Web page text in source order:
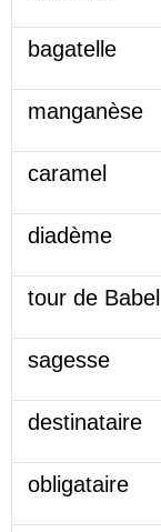
bagatelle
manganèse
caramel
diadème
tour de Babel
sagesse
destinataire
obligataire